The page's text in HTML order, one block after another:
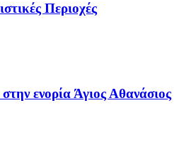
Περιοχές
ενορία Άγιος Αθανάσιος